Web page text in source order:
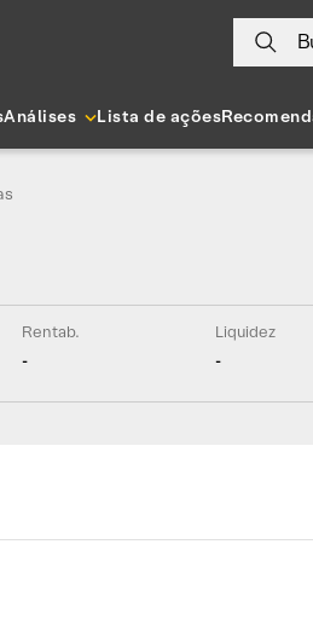
Análises Lista de ações
Rentab.
-
Liquidez
-